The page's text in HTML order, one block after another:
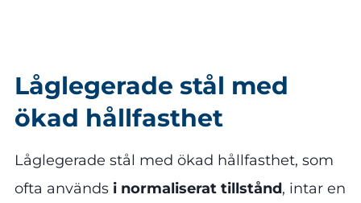
Låglegerade stål med
ökad hållfasthet
Låglegerade stål med ökad hållfasthet, som
ofta används i normaliserat tillstånd, intar en